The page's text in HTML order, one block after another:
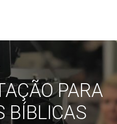
PARA
BÍBLICAS